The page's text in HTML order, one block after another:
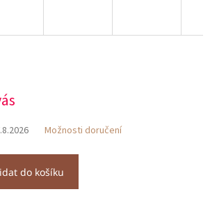
Možnosti doručení
do košíku